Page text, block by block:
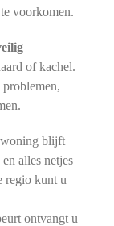
voorkomen.
of kachel.
blijft
alles netjes
regio kunt u
ontvangt u